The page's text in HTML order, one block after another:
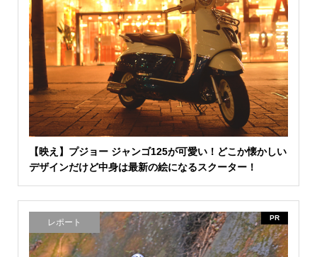
【映え】プジョー ジャンゴ125が可愛い！どこか懐かしい
デザインだけど中身は最新の絵になるスクーター！
レポート PR